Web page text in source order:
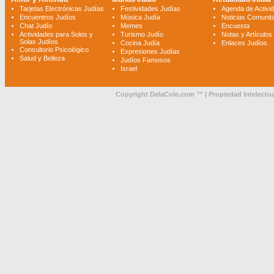
Tarjetas Electrónicas Judías
Encuentros Judíos
Chat Judío
Actividades para Solos y
Solas Judíos
Consultorio Psicológico
Salud y Belleza
Festividades Judías
Música Judía
Memes
Turismo Judío
Cocina Judía
Expresiones Judías
Judíos Famosos
Israel
Agenda de
Noticias
Encuesta
Notas y Artículos
Enlaces Judíos
Copyright DelaCole.com ™ | Propiedad